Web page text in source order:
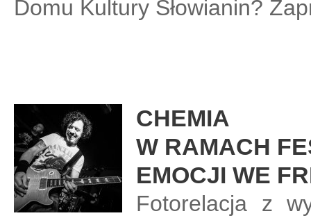
Domu Kultury Słowianin?
CHEMIA
W RAMACH
EMOCJI WE
Fotorelacja z